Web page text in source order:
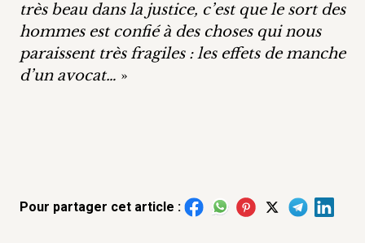
très beau dans la justice, c’est que le sort des
hommes est confié à des choses qui nous
paraissent très fragiles : les effets de manche
d’un avocat… »
Pour partager cet article :